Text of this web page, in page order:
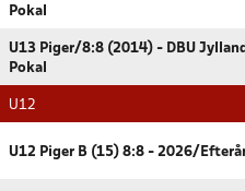
Pokal
U13 Piger/8:8 (2014) - DBU Jylland
Pokal
U12
U12 Piger B (15) 8:8 - 2026/